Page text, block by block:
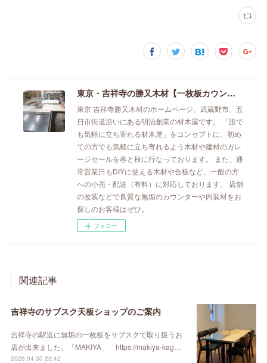
東京・吉祥寺の勝又木材【一枚板カウンター】
東京 吉祥寺勝又木材のホームページ。武蔵野市、五
日市街道沿いにある明治創業の材木屋です。 「誰で
も気軽に立ち寄れる材木屋」をコンセプトに、初め
ての方でも気軽に立ち寄れるよう木材や建材のガレ
ージセールを春と秋に行なっております。 また、通
常営業日もDIYに使える木材や合板など、一般の方
への小売・配送（有料）に対応しております。 店舗
の改装などで良質な無垢のカウンターや内装材をお
探しのお客様はぜひ。
フォロー
関連記事
吉祥寺のサブスク天板ショップのご案内
吉祥寺の駅近に無垢の一枚板をサブスクで取り扱うお
店が出来ました。「MAKIYA」 https://makiya-kag…
2026.04.30 23:42